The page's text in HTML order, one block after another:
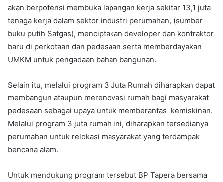
akan berpotensi membuka lapangan kerja sekitar 13,1 juta
tenaga kerja dalam sektor industri perumahan, (sumber
buku putih Satgas), menciptakan developer dan kontraktor
baru di perkotaan dan pedesaan serta memberdayakan
UMKM untuk pengadaan bahan bangunan.
Selain itu, melalui program 3 Juta Rumah diharapkan dapat
membangun ataupun merenovasi rumah bagi masyarakat
pedesaan sebagai upaya untuk memberantas kemiskinan.
Melalui program 3 juta rumah ini, diharapkan tersedianya
perumahan untuk relokasi masyarakat yang terdampak
bencana alam.
Untuk mendukung program tersebut BP Tapera bersama